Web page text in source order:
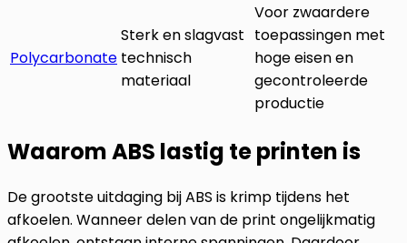
Polycarbonate
Sterk en slagvast
technisch
materiaal
Voor zwaardere
toepassingen met
hoge eisen en
gecontroleerde
productie
Waarom ABS lastig te printen is
De grootste uitdaging bij ABS is krimp tijdens het
afkoelen. Wanneer delen van de print ongelijkmatig